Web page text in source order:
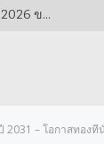
ทัพดาวทองไร้เทียมทาน! เวียดนามจ่อลิ่วรอบรองฯ เอเอฟเอฟ คัพ 2026 ขอแค่แต้มเดียวจากกัมพูชา
2031 – โอกาสทอง